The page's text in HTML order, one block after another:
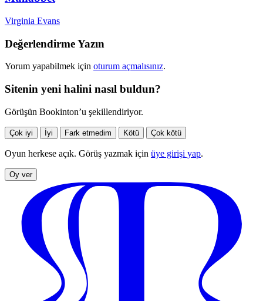
Virginia Evans
Değerlendirme Yazın
Yorum yapabilmek için oturum açmalısınız.
Sitenin yeni halini nasıl buldun?
Görüşün Bookinton’u şekillendiriyor.
Çok iyi İyi Fark etmedim Kötü Çok kötü
Oyun herkese açık. Görüş yazmak için üye girişi yap.
Oy ver